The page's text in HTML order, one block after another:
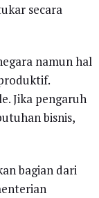
secara
namun hal
Jika pengaruh
bisnis,
bagian dari